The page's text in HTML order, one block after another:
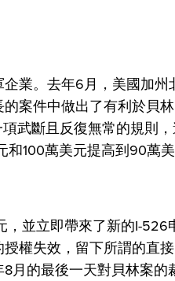
業。去年6月，美國加
案件中做出了有利於貝
武斷且反復無常的規則
100萬美元提高到90萬美
並立即帶來了新的I-526
權失效，留下所謂的直
月的最後一天對貝林案